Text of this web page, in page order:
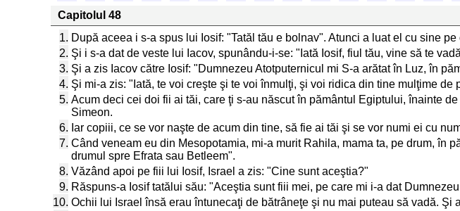
Capitolul 48
1. După aceea i s-a spus lui Iosif: "Tatăl tău e bolnav". Atunci a luat el cu sine
2. Şi i s-a dat de veste lui Iacov, spunându-i-se: "Iată Iosif, fiul tău, vine să te
3. Şi a zis Iacov către Iosif: "Dumnezeu Atotputernicul mi S-a arătat în Luz, în
4. Şi mi-a zis: "Iată, te voi creşte şi te voi înmulţi, şi voi ridica din tine mulţime
5. Acum deci cei doi fii ai tăi, care ţi s-au născut în pământul Egiptului, înainte
Simeon.
6. Iar copiii, ce se vor naşte de acum din tine, să fie ai tăi şi se vor numi ei cu
7. Când veneam eu din Mesopotamia, mi-a murit Rahila, mama ta, pe drum, în
drumul spre Efrata sau Betleem".
8. Văzând apoi pe fiii lui Iosif, Israel a zis: "Cine sunt aceştia?"
9. Răspuns-a Iosif tatălui său: "Aceştia sunt fiii mei, pe care mi i-a dat
10. Ochii lui Israel însă erau întunecaţi de bătrâneţe şi nu mai puteau să vadă.